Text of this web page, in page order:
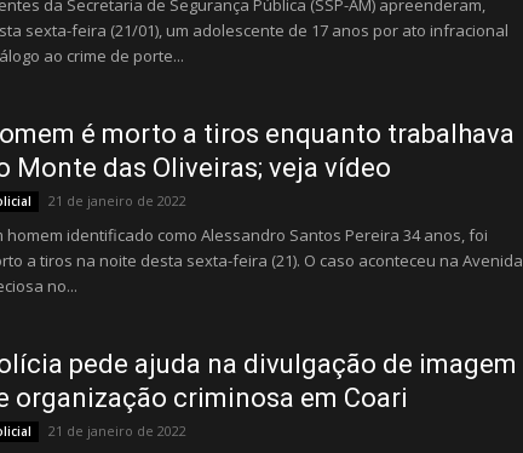
da Secretaria de Segurança Pública (SSP-AM) apreenderam,
sexta-feira (21/01), um adolescente de 17 anos por ato infracional
ao crime de porte...
é morto a tiros enquanto trabalhava
Monte das Oliveiras; veja vídeo
21 de janeiro de 2022
homem identificado como Alessandro Santos Pereira 34 anos, foi
a tiros na noite desta sexta-feira (21). O caso aconteceu na Avenida
no...
pede ajuda na divulgação de imagem
organização criminosa em Coari
21 de janeiro de 2022